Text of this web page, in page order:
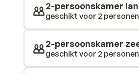
2-persoonskamer
geschikt voor 2 personen
2-persoonskamer
geschikt voor 2 personen